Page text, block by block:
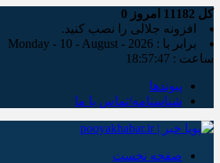
کل امروز 0
افزونه جلالی را نصب کنید.
برابر با : Monday - 10 - August - 2026
ساعت : 18:57:48
پیوندها
شناسنامه/تماس با ما
صفحه نخست